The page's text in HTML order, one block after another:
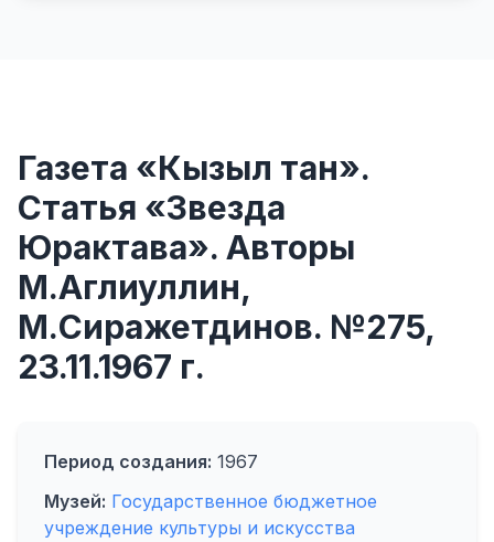
Газета «Кызыл тан».
Статья «Звезда
Юрактава». Авторы
М.Аглиуллин,
М.Сиражетдинов. №275,
23.11.1967 г.
Период создания: 1967
Музей: Государственное бюджетное
учреждение культуры и искусства